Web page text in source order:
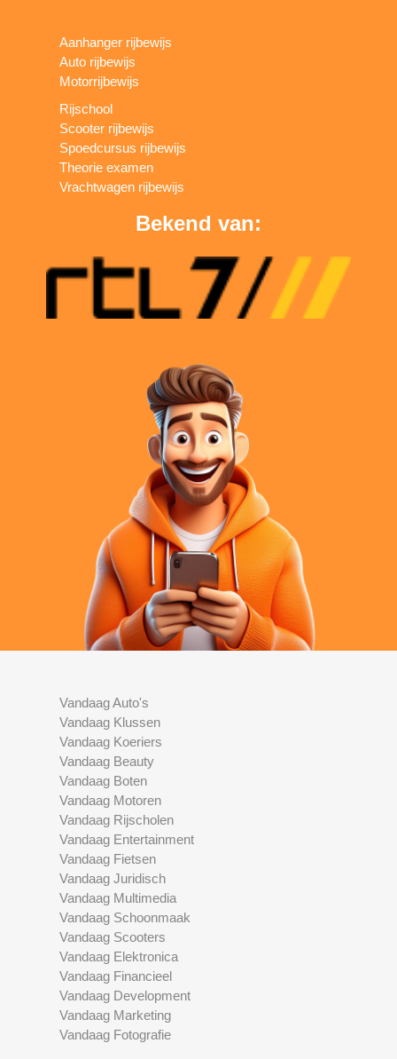
Aanhanger rijbewijs
Auto rijbewijs
Motorrijbewijs
Rijschool
Scooter rijbewijs
Spoedcursus rijbewijs
Theorie examen
Vrachtwagen rijbewijs
Bekend van:
Vandaag Auto's
Vandaag Klussen
Vandaag Koeriers
Vandaag Beauty
Vandaag Boten
Vandaag Motoren
Vandaag Rijscholen
Vandaag Entertainment
Vandaag Fietsen
Vandaag Juridisch
Vandaag Multimedia
Vandaag Schoonmaak
Vandaag Scooters
Vandaag Elektronica
Vandaag Financieel
Vandaag Development
Vandaag Marketing
Vandaag Fotografie